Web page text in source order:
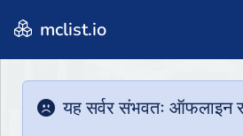
mclist.io
यह सर्वर संभवतः ऑफलाइन